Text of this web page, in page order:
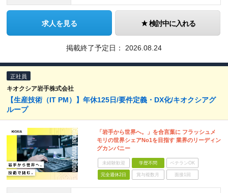
求人を見る 検討中に入れる
掲載終了予定日： 2026.08.24
正社員
キオクシア岩手株式会社
【生産技術（IT PM）】年休125日/要件定義・DX化/キオクシアグ
ループ
「岩手から世界へ。」を合言葉に フラッシュメ
モリの世界シェアNo1を目指す 業界のリーディン
グカンパニー
未経験歓迎 学歴不問 ベテランOK
完全週休2日 賞与複数月 面接1回